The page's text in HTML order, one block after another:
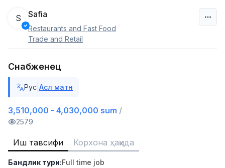
Ўзбекистон
Сотув бўйича агент
ASIAN
Full time job
Ish joyidan
Дўкон сотувчиси
3,000,000 - 6,000,000 sum/
MONDO BEST
S Safia
Restaurants and Fast Food
Trade and Retail
Снабженец
Рус Асл матн
3,510,000 - 4,030,000 sum /
2579
Иш тавсифи Корхона ҳақида
Бандлик тури:Full time job